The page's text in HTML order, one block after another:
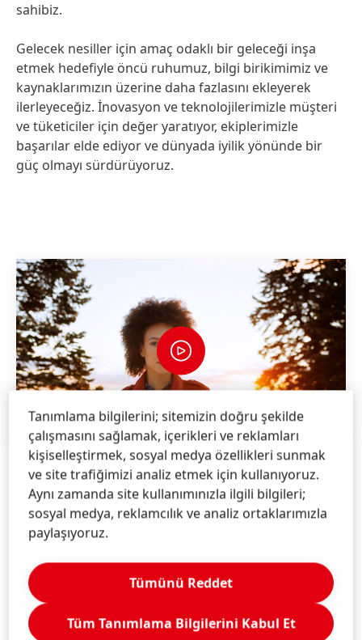
sahibiz.
Gelecek nesiller için amaç odaklı bir geleceği inşa
etmek hedefiyle öncü ruhumuz, bilgi birikimimiz ve
kaynaklarımızın üzerine daha fazlasını ekleyerek
ilerleyeceğiz. İnovasyon ve teknolojilerimizle müşteri
ve tüketiciler için değer yaratıyor, ekiplerimizle
başarılar elde ediyor ve dünyada iyilik yönünde bir
güç olmayı sürdürüyoruz.
DEĞERLERIMIZ
Değerlerimiz tüm çalışmalarımızda, karar ve
davranışlarımızda bize rehberlik etmektedir. Her gün
Tanımlama bilgilerini; sitemizin doğru şekilde
çalışmasını sağlamak, içerikleri ve reklamları
kişiselleştirmek, sosyal medya özellikleri sunmak
ve site trafiğimizi analiz etmek için kullanıyoruz.
Aynı zamanda site kullanımınızla ilgili bilgileri;
sosyal medya, reklamcılık ve analiz ortaklarımızla
paylaşıyoruz.
Tümünü Reddet
Tüm Tanımlama Bilgilerini Kabul Et